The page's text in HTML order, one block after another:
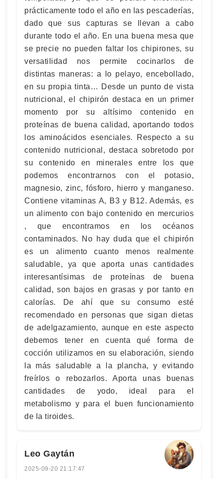
prácticamente todo el año en las pescaderías,
dado que sus capturas se llevan a cabo
durante todo el año. En una buena mesa que
se precie no pueden faltar los chipirones, su
versatilidad nos permite cocinarlos de
distintas maneras: a lo pelayo, encebollado,
en su propia tinta… Desde un punto de vista
nutricional, el chipirón destaca en un primer
momento por su altísimo contenido en
proteínas de buena calidad, aportando todos
los aminoácidos esenciales. Respecto a su
contenido nutricional, destaca sobretodo por
su contenido en minerales entre los que
podemos encontrarnos con el potasio,
magnesio, zinc, fósforo, hierro y manganeso.
Contiene vitaminas A, B3 y B12. Además, es
un alimento con bajo contenido en mercurios
, que encontramos en los océanos
contaminados. No hay duda que el chipirón
es un alimento cuanto menos realmente
saludable, ya que aporta unas cantidades
interesantísimas de proteínas de buena
calidad, son bajos en grasas y por tanto en
calorías. De ahí que su consumo esté
recomendado en personas que sigan dietas
de adelgazamiento, aunque en este aspecto
debemos tener en cuenta qué forma de
cocción utilizamos en su elaboración, siendo
la más saludable a la plancha, y evitando
freírlos o rebozarlos. Aporta unas buenas
cantidades de yodo, ideal para el
metabolismo y para el buen funcionamiento
de la tiroides.
Leo Gaytán
2025-09-20 21:17:47